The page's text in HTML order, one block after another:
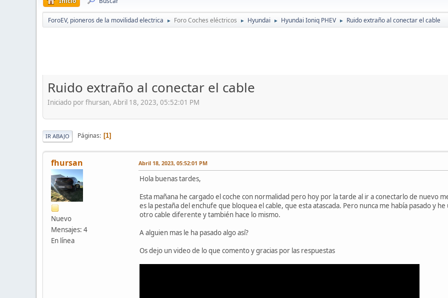
ForoEV, pioneros de la movilidad electrica ► Foro Coches eléctricos ► Hyundai ► Hyundai Ioniq PHEV ► Ruido extraño al conectar el cable
Ruido extraño al conectar el cable
Iniciado por fhursan, Abril 18, 2023, 05:52:01 PM
IR ABAJO Páginas 1
fhursan
Nuevo
Mensajes: 4
En línea
Abril 18, 2023, 05:52:01 PM
Hola buenas tardes,
Esta mañana he cargado el coche con normalidad pero hoy por la tarde al ir a conectarlo de nuevo
es la pestaña del enchufe que bloquea el cable, que esta atascada. Pero nunca me había pasado y
otro cable diferente y también hace lo mismo.
A alguien mas le ha pasado algo así?
Os dejo un video de lo que comento y gracias por las respuestas